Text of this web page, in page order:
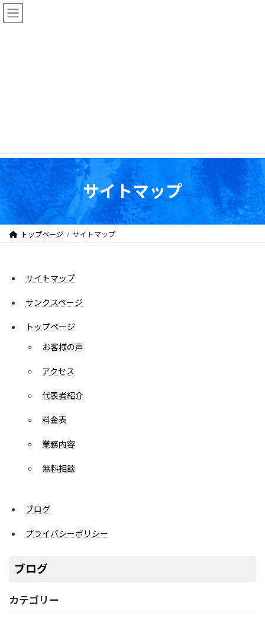
コ
ン
ナ
ビ
サイトマップ
トップページ サイトマップ
サイトマップ
サンクスページ
トップページ
お客様の声
アクセス
代表者紹介
料金表
業務内容
無料相談
ブログ
プライバシーポリシー
ブログ
カテゴリー